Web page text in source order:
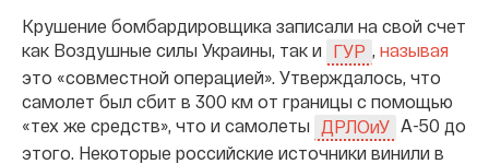
Крушение бомбардировщика записали на свой счет
как Воздушные силы Украины, так и
ГУР , называя
это «совместной операцией». Утверждалось, что
самолет был сбит в 300 км от границы с помощью
«тех же средств», что и самолеты
ДРЛОиУ А-50 до
этого. Некоторые российские источники винили в